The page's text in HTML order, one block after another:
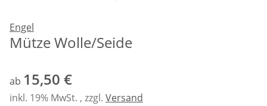
Engel
Mütze Wolle/Seide
ab 15,50 €
inkl. 19% MwSt. , zzgl. Versand